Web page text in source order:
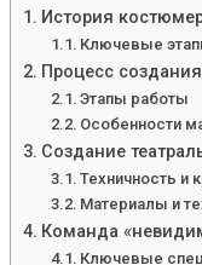
История
Ключевые
Процесс
Этапы работы
Особенности
Создание
Техничность и
Материалы и
Команда
Ключевые